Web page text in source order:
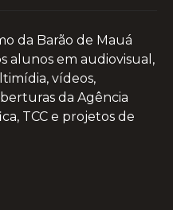
da Barão de Mauá
alunos em audiovisual,
vídeos,
da Agência
TCC e projetos de